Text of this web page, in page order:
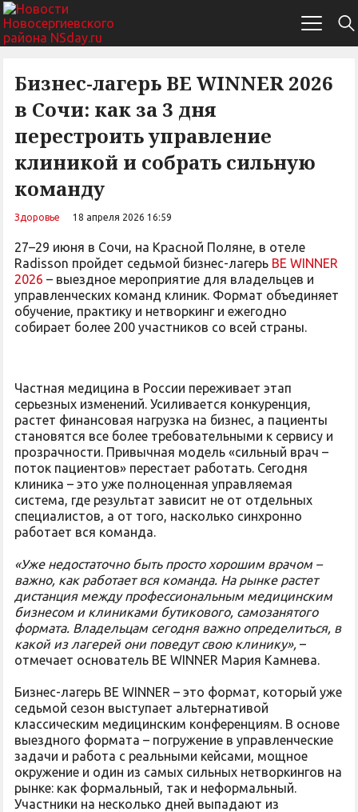
Бизнес-лагерь BE WINNER 2026
в Сочи: как за 3 дня
перестроить управление
клиникой и собрать сильную
команду
Здоровье 18 апреля 2026 16:59
27–29 июня в Сочи, на Красной Поляне, в отеле
Radisson пройдет седьмой бизнес-лагерь BE WINNER
2026 – выездное мероприятие для владельцев и
управленческих команд клиник. Формат объединяет
обучение, практику и нетворкинг и ежегодно
собирает более 200 участников со всей страны.
Частная медицина в России переживает этап
серьезных изменений. Усиливается конкуренция,
растет финансовая нагрузка на бизнес, а пациенты
становятся все более требовательными к сервису и
прозрачности. Привычная модель «сильный врач –
поток пациентов» перестает работать. Сегодня
клиника – это уже полноценная управляемая
система, где результат зависит не от отдельных
специалистов, а от того, насколько синхронно
работает вся команда.
«Уже недостаточно быть просто хорошим врачом –
важно, как работает вся команда. На рынке растет
дистанция между профессиональным медицинским
бизнесом и клиниками бутикового, самозанятого
формата. Владельцам сегодня важно определиться, в
какой из лагерей они поведут свою клинику», –
отмечает основатель BE WINNER Мария Камнева.
Бизнес-лагерь BE WINNER – это формат, который уже
седьмой сезон выступает альтернативой
классическим медицинским конференциям. В основе
выездного формата – погружение в управленческие
задачи и работа с реальными кейсами, мощное
окружение и один из самых сильных нетворкингов на
рынке: как формальный, так и неформальный.
Участники на несколько дней выпадают из